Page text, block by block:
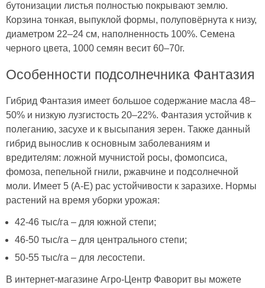
бутонизации листья полностью покрывают землю.
Корзина тонкая, выпуклой формы, полуповёрнута к низу,
диаметром 22–24 см, наполненность 100%. Семена
черного цвета, 1000 семян весит 60–70г.
Особенности подсолнечника Фантазия
Гибрид Фантазия имеет большое содержание масла 48–
50% и низкую лузгистость 20–22%. Фантазия устойчив к
полеганию, засухе и к высыпания зерен. Также данный
гибрид вынослив к основным заболеваниям и
вредителям: ложной мучнистой росы, фомопсиса,
фомоза, пепельной гнили, ржавчине и подсолнечной
моли. Имеет 5 (А-Е) рас устойчивости к заразихе. Нормы
растений на время уборки урожая:
42-46 тыс/га – для южной степи;
46-50 тыс/га – для центрального степи;
50-55 тыс/га – для лесостепи.
В интернет-магазине Агро-Центр Фаворит вы можете